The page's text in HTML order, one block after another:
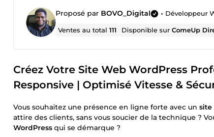
Proposé par BOVO_Digital • Développeur
Ventes au total111 Disponible surComeUp
Créez Votre Site Web WordPress
Responsive | Optimisé Vitesse &
Vous souhaitez une présence en ligne forte avec un site
attire des clients, sans vous soucier de la technique ?
WordPress qui se démarque ?